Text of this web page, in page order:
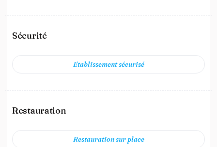
Sécurité
Etablissement sécurisé
Restauration
Restauration sur place